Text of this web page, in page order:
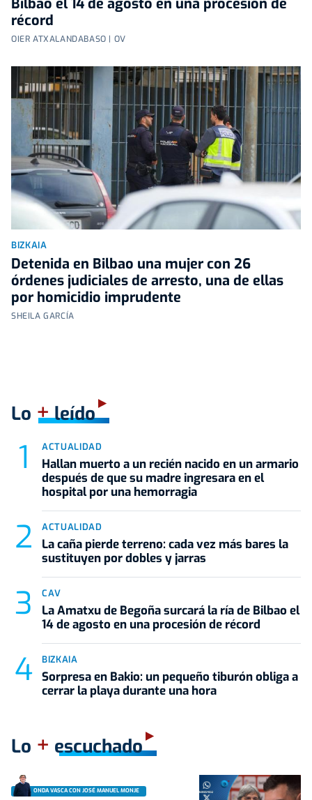
récord
OIER ATXALANDABASO | OV
BIZKAIA
Detenida en Bilbao una mujer con 26
órdenes judiciales de arresto, una de ellas
por homicidio imprudente
SHEILA GARCÍA
Lo +leído
ACTUALIDAD
Hallan muerto a un recién nacido en un armario
después de que su madre ingresara en el
hospital por una hemorragia
ACTUALIDAD
La caña pierde terreno: cada vez más bares la
sustituyen por dobles y jarras
CAV
La Amatxu de Begoña surcará la ría de Bilbao el
14 de agosto en una procesión de récord
BIZKAIA
Sorpresa en Bakio: un pequeño tiburón obliga a
cerrar la playa durante una hora
Lo + escuchado
ONDA VASCA CON JOSÉ MANUEL MONJE